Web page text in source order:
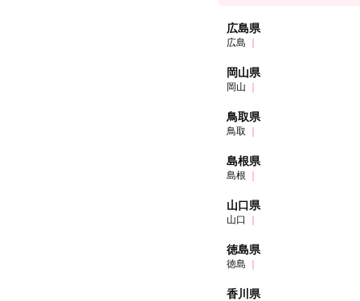
広島県
広島
岡山県
岡山
鳥取県
鳥取
島根県
島根
山口県
山口
徳島県
徳島
香川県